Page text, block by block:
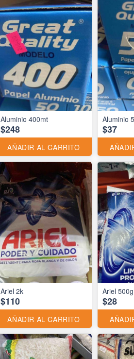
Aluminio 400mt
$248
AÑADIR AL CARRITO
Aluminio
$37
Ariel 2k
$110
AÑADIR AL CARRITO
Ariel 500g
$28